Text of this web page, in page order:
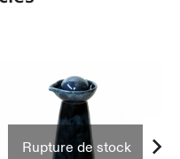
Rupture de stock